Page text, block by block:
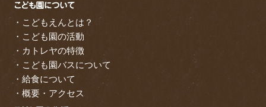
・こどもえんとは？
・こども園の活動
・カトレヤの特徴
・こども園バスについて
・給食について
・概要・アクセス